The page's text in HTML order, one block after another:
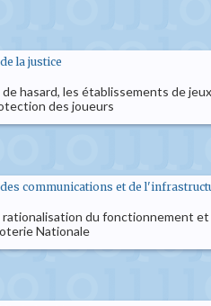
la justice
de hasard, les établissements de
des joueurs
communications et de
rationalisation du fonctionnement et
Nationale